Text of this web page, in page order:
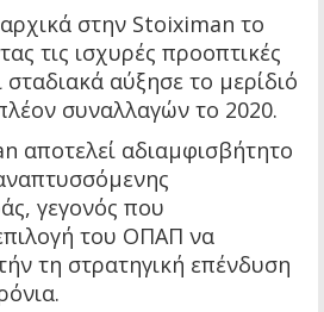
στην Stoiximan το
τις ισχυρές προοπτικές
αύξησε το μερίδιό
συναλλαγών το 2020.
αποτελεί αδιαμφισβήτητο
γεγονός που
του ΟΠΑΠ να
τη στρατηγική επένδυση